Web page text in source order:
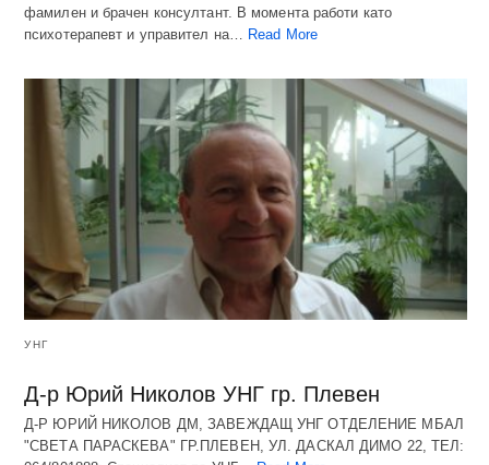
фамилен и брачен консултант. В момента работи като
психотерапевт и управител на…
Read More
УНГ
Д-р Юрий Николов УНГ гр. Плевен
Д-Р ЮРИЙ НИКОЛОВ ДМ, ЗАВЕЖДАЩ УНГ ОТДЕЛЕНИЕ МБАЛ
"СВЕТА ПАРАСКЕВА" ГР.ПЛЕВЕН, УЛ. ДАСКАЛ ДИМО 22, ТЕЛ: